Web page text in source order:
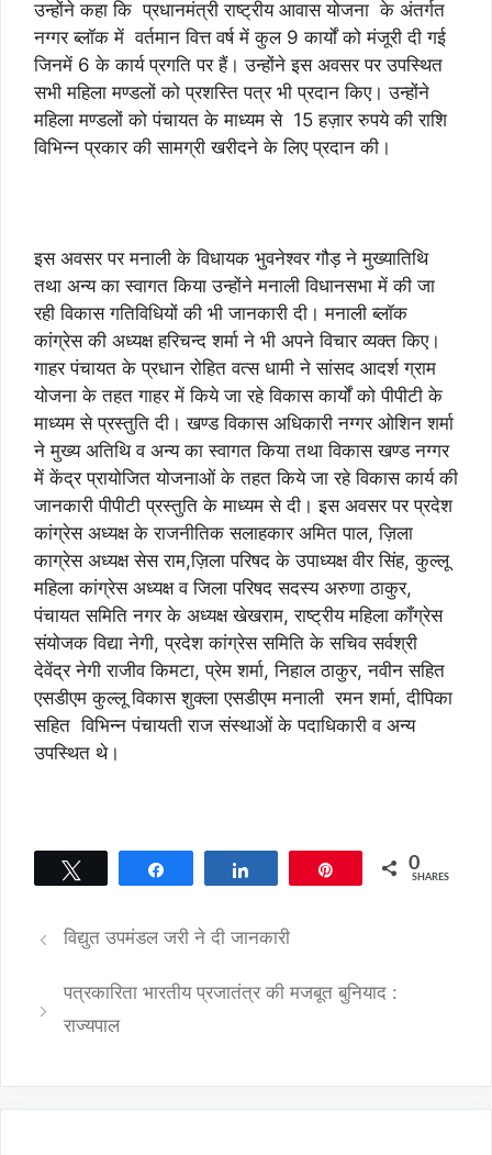
उन्होंने कहा कि प्रधानमंत्री राष्ट्रीय आवास योजना के अंतर्गत
नग्गर ब्लॉक में वर्तमान वित्त वर्ष में कुल 9 कार्यों को मंजूरी दी गई
जिनमें 6 के कार्य प्रगति पर हैं। उन्होंने इस अवसर पर उपस्थित
सभी महिला मण्डलों को प्रशस्ति पत्र भी प्रदान किए। उन्होंने
महिला मण्डलों को पंचायत के माध्यम से 15 हज़ार रुपये की राशि
विभिन्न प्रकार की सामग्री खरीदने के लिए प्रदान की।
इस अवसर पर मनाली के विधायक भुवनेश्वर गौड़ ने मुख्यातिथि
तथा अन्य का स्वागत किया उन्होंने मनाली विधानसभा में की जा
रही विकास गतिविधियों की भी जानकारी दी। मनाली ब्लॉक
कांग्रेस की अध्यक्ष हरिचन्द शर्मा ने भी अपने विचार व्यक्त किए।
गाहर पंचायत के प्रधान रोहित वत्स धामी ने सांसद आदर्श ग्राम
योजना के तहत गाहर में किये जा रहे विकास कार्यों को पीपीटी के
माध्यम से प्रस्तुति दी। खण्ड विकास अधिकारी नग्गर ओशिन शर्मा
ने मुख्य अतिथि व अन्य का स्वागत किया तथा विकास खण्ड नग्गर
में केंद्र प्रायोजित योजनाओं के तहत किये जा रहे विकास कार्य की
जानकारी पीपीटी प्रस्तुति के माध्यम से दी। इस अवसर पर प्रदेश
कांग्रेस अध्यक्ष के राजनीतिक सलाहकार अमित पाल, ज़िला
काग्रेस अध्यक्ष सेस राम,ज़िला परिषद के उपाध्यक्ष वीर सिंह, कुल्लू
महिला कांग्रेस अध्यक्ष व जिला परिषद सदस्य अरुणा ठाकुर,
पंचायत समिति नगर के अध्यक्ष खेखराम, राष्ट्रीय महिला कॉंग्रेस
संयोजक विद्या नेगी, प्रदेश कांग्रेस समिति के सचिव सर्वश्री
देवेंद्र नेगी राजीव किमटा, प्रेम शर्मा, निहाल ठाकुर, नवीन सहित
एसडीएम कुल्लू विकास शुक्ला एसडीएम मनाली रमन शर्मा, दीपिका
सहित विभिन्न पंचायती राज संस्थाओं के पदाधिकारी व अन्य
उपस्थित थे।
0
SHARES
विद्युत उपमंडल जरी ने दी जानकारी
पत्रकारिता भारतीय प्रजातंत्र की मजबूत बुनियाद :
राज्यपाल